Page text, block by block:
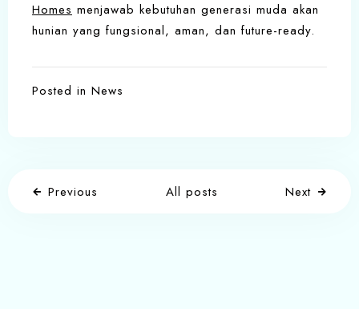
Homes menjawab kebutuhan generasi muda akan
hunian yang fungsional, aman, dan future-ready.
Posted in News
Previous All posts Next